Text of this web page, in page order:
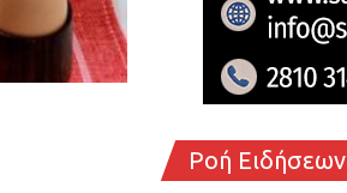
Ροή Ειδήσεων